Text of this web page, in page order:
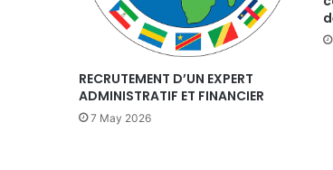
RECRUTEMENT D’UN EXPERT
ADMINISTRATIF ET FINANCIER
7 May 2026